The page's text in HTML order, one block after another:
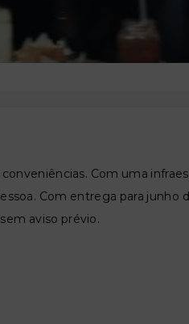
Com uma
Com entrega para junho
aviso prévio.